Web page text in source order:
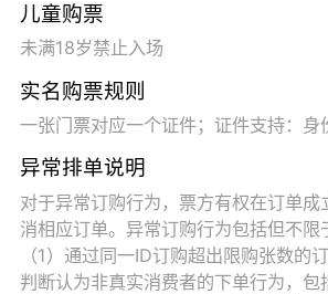
儿童购票
未满18岁禁止入场
实名购票规则
一张门票对应一个证件；证件支持：身
异常排单说明
对于异常订购行为，票方有权在订单成
消相应订单。异常订购行为包括但不限
（1）通过同一ID订购超出限购张数的
判断认为非真实消费者的下单行为，包